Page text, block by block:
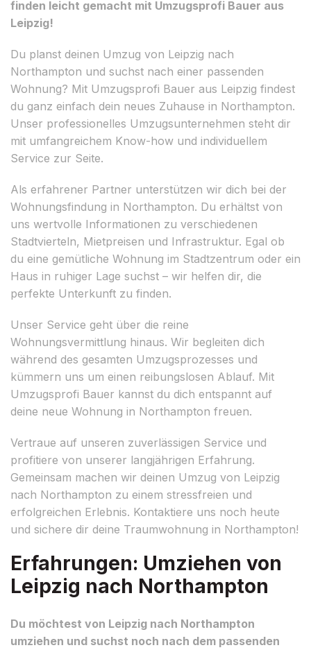
finden leicht gemacht mit Umzugsprofi Bauer aus
Leipzig!
Du planst deinen Umzug von Leipzig nach
Northampton und suchst nach einer passenden
Wohnung? Mit Umzugsprofi Bauer aus Leipzig findest
du ganz einfach dein neues Zuhause in Northampton.
Unser professionelles Umzugsunternehmen steht dir
mit umfangreichem Know-how und individuellem
Service zur Seite.
Als erfahrener Partner unterstützen wir dich bei der
Wohnungsfindung in Northampton. Du erhältst von
uns wertvolle Informationen zu verschiedenen
Stadtvierteln, Mietpreisen und Infrastruktur. Egal ob
du eine gemütliche Wohnung im Stadtzentrum oder ein
Haus in ruhiger Lage suchst – wir helfen dir, die
perfekte Unterkunft zu finden.
Unser Service geht über die reine
Wohnungsvermittlung hinaus. Wir begleiten dich
während des gesamten Umzugsprozesses und
kümmern uns um einen reibungslosen Ablauf. Mit
Umzugsprofi Bauer kannst du dich entspannt auf
deine neue Wohnung in Northampton freuen.
Vertraue auf unseren zuverlässigen Service und
profitiere von unserer langjährigen Erfahrung.
Gemeinsam machen wir deinen Umzug von Leipzig
nach Northampton zu einem stressfreien und
erfolgreichen Erlebnis. Kontaktiere uns noch heute
und sichere dir deine Traumwohnung in Northampton!
Erfahrungen: Umziehen von
Leipzig nach Northampton
Du möchtest von Leipzig nach Northampton
umziehen und suchst noch nach dem passenden